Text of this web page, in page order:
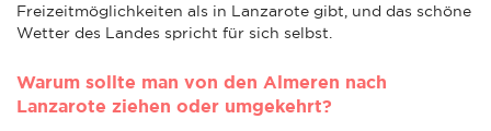
Freizeitmöglichkeiten als in Lanzarote gibt, und das schöne
Wetter des Landes spricht für sich selbst.
Warum sollte man von den Almeren nach
Lanzarote ziehen oder umgekehrt?